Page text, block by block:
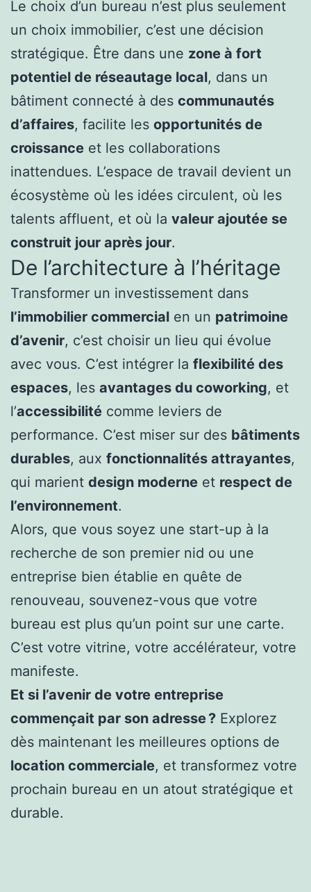
Le choix d’un bureau n’est plus seulement
un choix immobilier, c’est une décision
stratégique. Être dans une zone à fort
potentiel de réseautage local, dans un
bâtiment connecté à des communautés
d’affaires, facilite les opportunités de
croissance et les collaborations
inattendues. L’espace de travail devient un
écosystème où les idées circulent, où les
talents affluent, et où la valeur ajoutée se
construit jour après jour.
De l’architecture à l’héritage
Transformer un investissement dans
l’immobilier commercial en un patrimoine
d’avenir, c’est choisir un lieu qui évolue
avec vous. C’est intégrer la flexibilité des
espaces, les avantages du coworking, et
l’accessibilité comme leviers de
performance. C’est miser sur des bâtiments
durables, aux fonctionnalités attrayantes,
qui marient design moderne et respect de
l’environnement.
Alors, que vous soyez une start-up à la
recherche de son premier nid ou une
entreprise bien établie en quête de
renouveau, souvenez-vous que votre
bureau est plus qu’un point sur une carte.
C’est votre vitrine, votre accélérateur, votre
manifeste.
Et si l’avenir de votre entreprise
commençait par son adresse ? Explorez
dès maintenant les meilleures options de
location commerciale, et transformez votre
prochain bureau en un atout stratégique et
durable.